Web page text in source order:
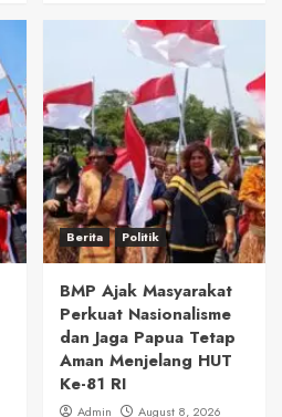
Berita Politik
BMP Ajak Masyarakat
Perkuat Nasionalisme
dan Jaga Papua Tetap
Aman Menjelang HUT
Ke-81 RI
Admin
August 8, 2026